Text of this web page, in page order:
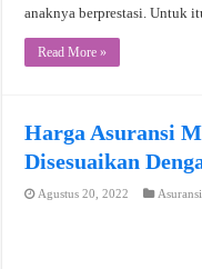
anaknya berprestasi. Untuk
Read More »
Harga Asuransi
Disesuaikan
Agustus 20, 2022